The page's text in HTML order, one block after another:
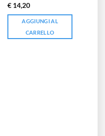
Valutato
4.71su 5
€ 14,20
AGGIUNGI AL
CARRELLO